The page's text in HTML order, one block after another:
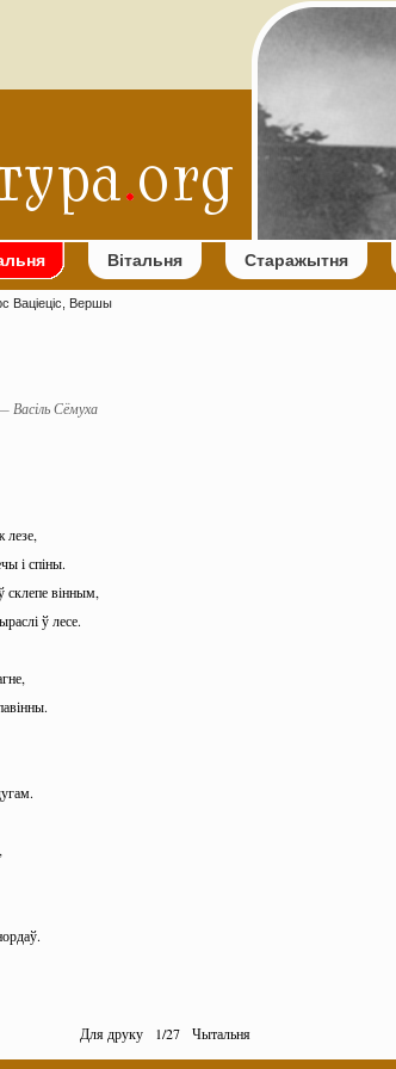
Вітальня Старажытня
Ваціеціс, Вершы
Васіль Сёмуха
лезе,
і спіны.
склепе вінным,
ў лесе.
Для друку 1/27 Чытальня